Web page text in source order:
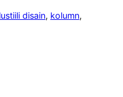
disain, kolumn